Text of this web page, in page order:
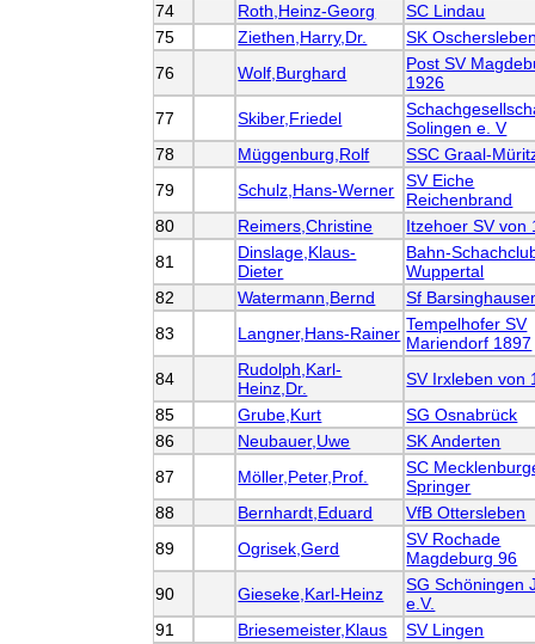
74
Roth,Heinz-Georg
SC Lindau
75
Ziethen,Harry,Dr.
SK
76
Wolf,Burghard
Post SV
1926
77
Skiber,Friedel
Solingen e. V
78
Müggenburg,Rolf
SSC Graal-
79
Schulz,Hans-Werner
SV Eiche
Reichenbrand
80
Reimers,Christine
Itzehoer SV von
81
Dinslage,Klaus-
Dieter
Bahn-
Wuppertal
82
Watermann,Bernd
Sf
83
Langner,Hans-Rainer Tempelhofer SV
Mariendorf 1897
84
Rudolph,Karl-
Heinz,Dr.
SV Irxleben von
85
Grube,Kurt
SG Osnabrück
86
Neubauer,Uwe
SK Anderten
87
Möller,Peter,Prof.
SC
Springer
88
Bernhardt,Eduard
VfB Ottersleben
89
Ogrisek,Gerd
SV Rochade
Magdeburg 96
90
Gieseke,Karl-Heinz
SG Schöningen
e.V.
91
Briesemeister,Klaus
SV Lingen